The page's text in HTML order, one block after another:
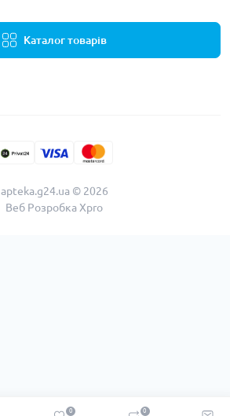
0 0
Каталог товарів
apteka.g24.ua © 2026
Веб Розробка Xpro